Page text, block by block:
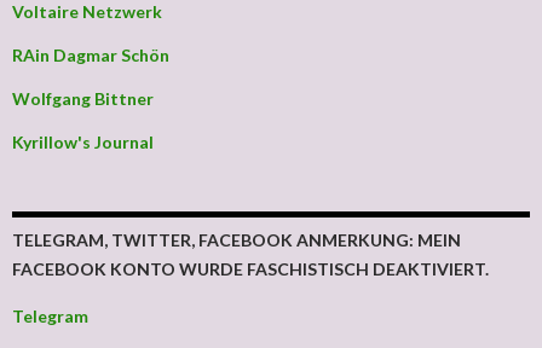
Voltaire Netzwerk
RAin Dagmar Schön
Wolfgang Bittner
Kyrillow's Journal
TELEGRAM, TWITTER, FACEBOOK ANMERKUNG: MEIN
FACEBOOK KONTO WURDE FASCHISTISCH DEAKTIVIERT.
Telegram